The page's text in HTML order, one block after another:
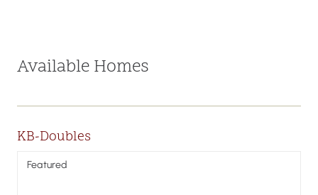
Available Homes
KB-Doubles
Featured